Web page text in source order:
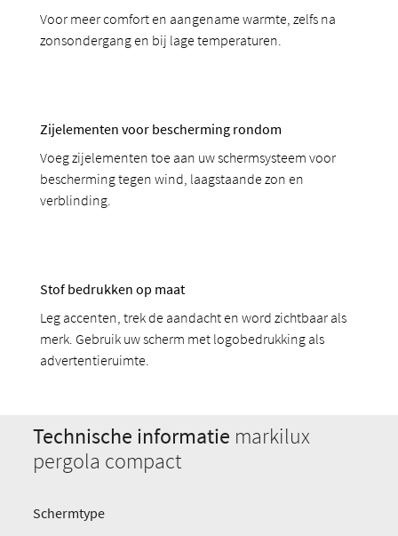
Voor meer comfort en aangename warmte, zelfs na
zonsondergang en bij lage temperaturen.
Zijelementen voor bescherming rondom
Voeg zijelementen toe aan uw schermsysteem voor
bescherming tegen wind, laagstaande zon en
verblinding.
Stof bedrukken op maat
Leg accenten, trek de aandacht en word zichtbaar als
merk. Gebruik uw scherm met logobedrukking als
advertentieruimte.
Technische informatie markilux
pergola compact
Schermtype